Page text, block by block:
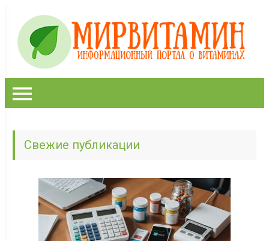
Свежие публикации